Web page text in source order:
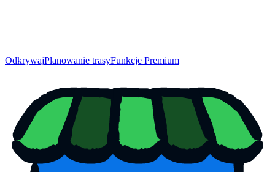
OdkrywajPlanowanie trasyFunkcje Premium